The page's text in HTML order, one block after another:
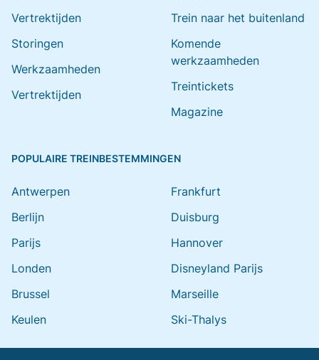
Vertrektijden
Storingen
Werkzaamheden
Vertrektijden
Trein naar het buitenland
Komende
werkzaamheden
Treintickets
Magazine
POPULAIRE TREINBESTEMMINGEN
Antwerpen
Berlijn
Parijs
Londen
Brussel
Keulen
Frankfurt
Duisburg
Hannover
Disneyland Parijs
Marseille
Ski-Thalys